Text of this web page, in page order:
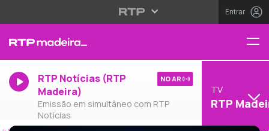
Entrar
RTP Notícias (RTP
Madeira)
Emissão em simultâneo com RTP
Notícias
NO AR
TV
RTP